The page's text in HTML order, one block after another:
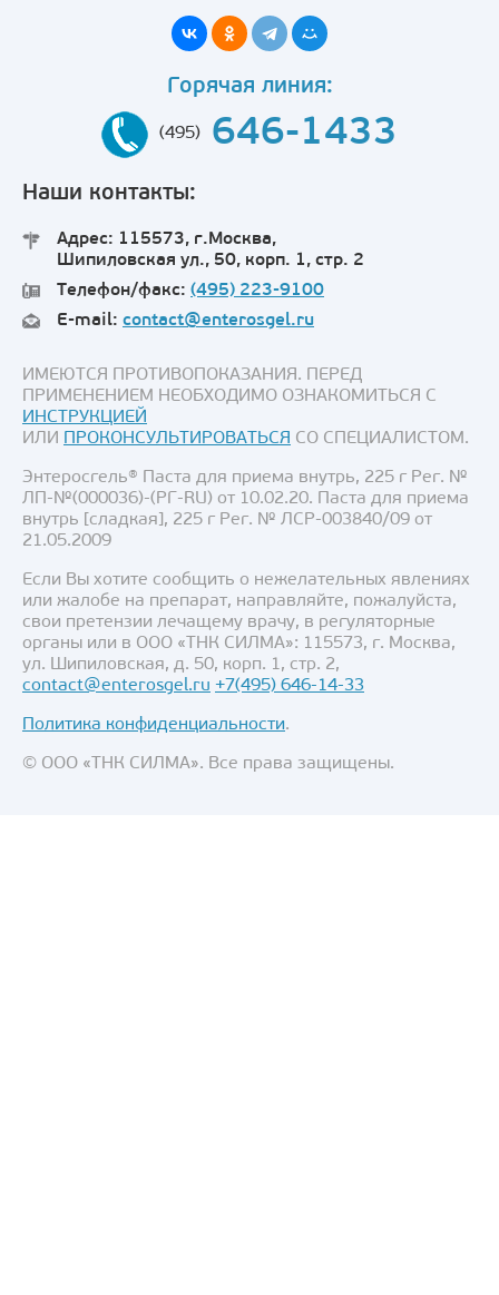
Горячая линия:
(495) 646-1433
Наши контакты:
Адрес: 115573, г.Москва,
Шипиловская ул., 50, корп. 1, стр. 2
Телефон/факс: (495) 223-9100
E-mail: contact@enterosgel.ru
ИМЕЮТСЯ ПРОТИВОПОКАЗАНИЯ. ПЕРЕД
ПРИМЕНЕНИЕМ НЕОБХОДИМО ОЗНАКОМИТЬСЯ С
ИНСТРУКЦИЕЙ
ИЛИ ПРОКОНСУЛЬТИРОВАТЬСЯ СО СПЕЦИАЛИСТОМ.
Энтеросгель® Паста для приема внутрь, 225 г Рег. №
ЛП-№(000036)-(РГ-RU) от 10.02.20. Паста для приема
внутрь [сладкая], 225 г Рег. № ЛСР-003840/09 от
21.05.2009
Если Вы хотите сообщить о нежелательных явлениях
или жалобе на препарат, направляйте, пожалуйста,
свои претензии лечащему врачу, в регуляторные
органы или в ООО «ТНК СИЛМА»: 115573, г. Москва,
ул. Шипиловская, д. 50, корп. 1, стр. 2,
contact@enterosgel.ru +7(495) 646-14-33
Политика конфиденциальности.
© ООО «ТНК СИЛМА». Все права защищены.